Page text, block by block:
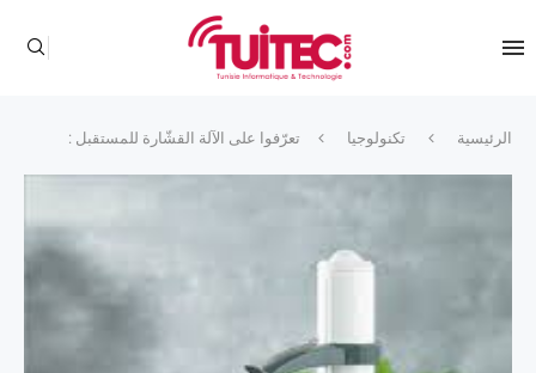
الرئيسية تكنولوجيا تعرّفوا على الآلة القشّارة للمستقبل :